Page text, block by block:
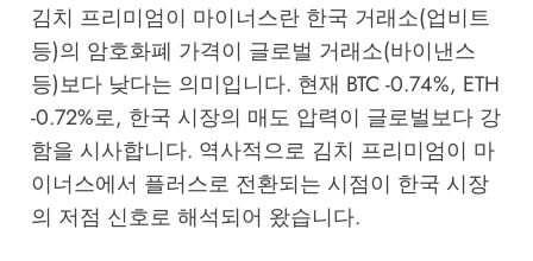
김치 프리미엄이 마이너스란 한국 거래소(업비트
등)의 암호화폐 가격이 글로벌 거래소(바이낸스
등)보다 낮다는 의미입니다. 현재 BTC -0.74%, ETH
-0.72%로, 한국 시장의 매도 압력이 글로벌보다 강
함을 시사합니다. 역사적으로 김치 프리미엄이 마
이너스에서 플러스로 전환되는 시점이 한국 시장
의 저점 신호로 해석되어 왔습니다.